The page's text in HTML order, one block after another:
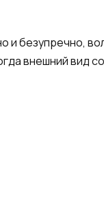
и безупречно,
внешний вид